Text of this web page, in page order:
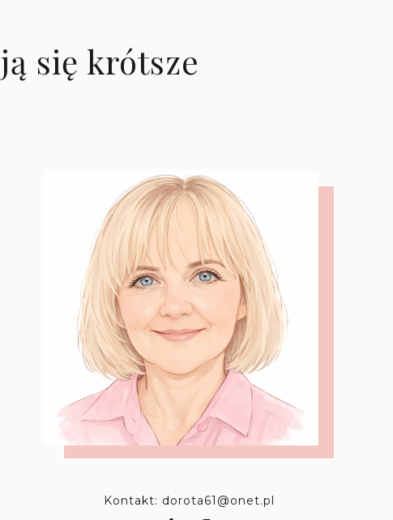
się krótsze
Kontakt: dorota61@onet.pl